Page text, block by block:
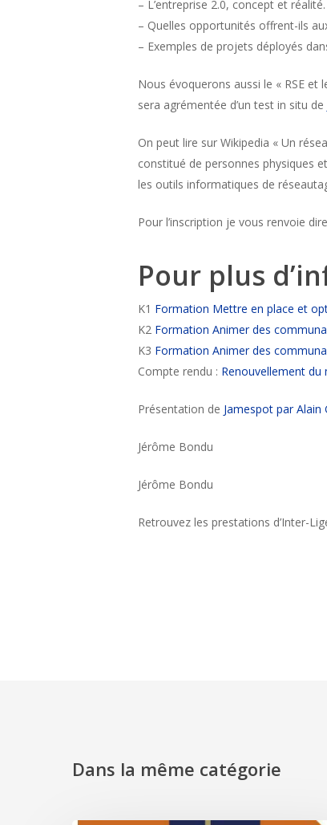
– L’entreprise 2.0, concept et réalité.
– Quelles opportunités offrent-ils
– Exemples de projets déployés
Nous évoquerons aussi le « RSE
sera agrémentée d’un test in situ de
On peut lire sur Wikipedia « Un
constitué de personnes physiques
les outils informatiques de
Pour l’inscription je vous renvoie
Pour plus
K1 Formation Mettre en place et
K2 Formation Animer des
K3 Formation Animer des
Compte rendu : Renouvellement
Présentation de Jamespot par Alain
Jérôme Bondu
Jérôme Bondu
Retrouvez les prestations d’Inter-
Dans la même catégorie